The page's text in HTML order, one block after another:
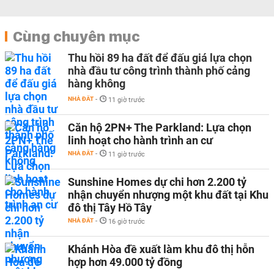
Cùng chuyên mục
Thu hồi 89 ha đất để đấu giá lựa chọn
nhà đầu tư công trình thành phố cảng
hàng không
NHÀ ĐẤT - 11 giờ trước
Căn hộ 2PN+ The Parkland: Lựa chọn
linh hoạt cho hành trình an cư
NHÀ ĐẤT - 11 giờ trước
Sunshine Homes dự chi hơn 2.200 tỷ
nhận chuyển nhượng một khu đất tại Khu
đô thị Tây Hồ Tây
NHÀ ĐẤT - 16 giờ trước
Khánh Hòa đề xuất làm khu đô thị hỗn
hợp hơn 49.000 tỷ đồng